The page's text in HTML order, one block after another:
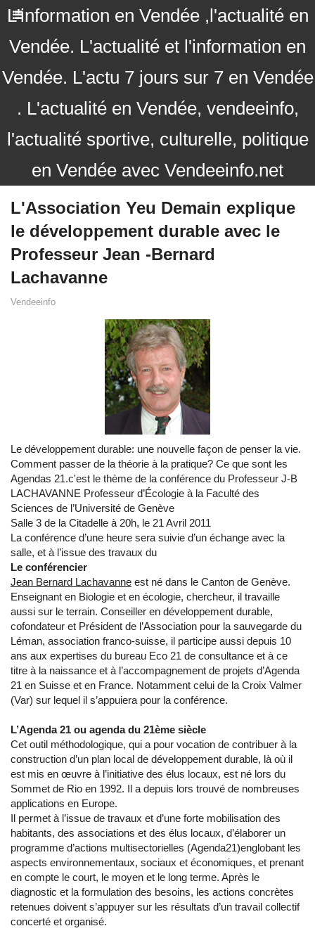
L'information en Vendée ,l'actualité en
Vendée. L'actualité et l'information en
Vendée. L'actu 7 jours sur 7 en Vendée
. L'actualité en Vendée, vendeeinfo,
l'actualité sportive, culturelle, politique
en Vendée avec Vendeeinfo.net
L'Association Yeu Demain explique
le développement durable avec le
Professeur Jean -Bernard
Lachavanne
Vendeeinfo
Le développement durable: une nouvelle façon de penser la vie.
Comment passer de la théorie à la pratique? Ce que sont les
Agendas 21.c'est le thème de la conférence du Professeur J-B
LACHAVANNE Professeur d’Écologie à la Faculté des
Sciences de l’Université de Genève
Salle 3 de la Citadelle à 20h, le 21 Avril 2011
La conférence d’une heure sera suivie d’un échange avec la
salle, et à l’issue des travaux du
Le conférencier
Jean Bernard Lachavanne est né dans le Canton de Genève.
Enseignant en Biologie et en écologie, chercheur, il travaille
aussi sur le terrain. Conseiller en développement durable,
cofondateur et Président de l’Association pour la sauvegarde du
Léman, association franco-suisse, il participe aussi depuis 10
ans aux expertises du bureau Eco 21 de consultance et à ce
titre à la naissance et à l’accompagnement de projets d’Agenda
21 en Suisse et en France. Notamment celui de la Croix Valmer
(Var) sur lequel il s’appuiera pour la conférence.
L’Agenda 21 ou agenda du 21ème siècle
Cet outil méthodologique, qui a pour vocation de contribuer à la
construction d’un plan local de développement durable, là où il
est mis en œuvre à l’initiative des élus locaux, est né lors du
Sommet de Rio en 1992. Il a depuis lors trouvé de nombreuses
applications en Europe.
Il permet à l’issue de travaux et d’une forte mobilisation des
habitants, des associations et des élus locaux, d’élaborer un
programme d’actions multisectorielles (Agenda21)englobant les
aspects environnementaux, sociaux et économiques, et prenant
en compte le court, le moyen et le long terme. Après le
diagnostic et la formulation des besoins, les actions concrètes
retenues doivent s’appuyer sur les résultats d’un travail collectif
concerté et organisé.